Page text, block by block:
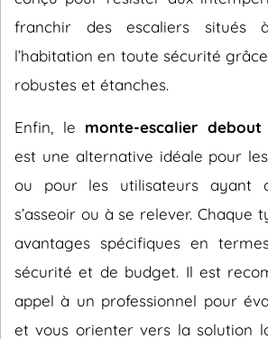
franchir des escaliers situés
l’habitation en toute sécurité
robustes et étanches.
Enfin, le monte-escalier debout
est une alternative idéale pour
ou pour les utilisateurs ayant
s’asseoir ou à se relever. Chaque
avantages spécifiques en
sécurité et de budget. Il est
appel à un professionnel pour
et vous orienter vers la solution